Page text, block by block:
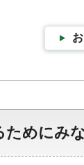
めにみ